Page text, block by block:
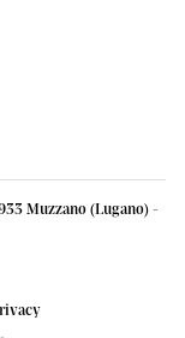
Muzzano (Lugano) -